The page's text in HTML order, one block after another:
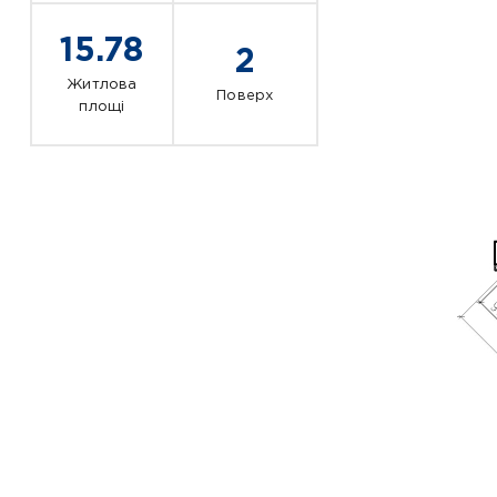
15.78
Житлова
площі
2
Поверх